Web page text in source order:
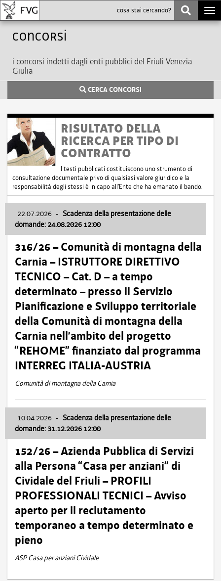
Concorsi
i concorsi indetti dagli enti pubblici del Friuli Venezia
Giulia
CERCA CONCORSI
RISULTATO DELLA
RICERCA PER TIPO DI
CONTRATTO
I testi pubblicati costituiscono uno strumento di
consultazione documentale privo di qualsiasi valore giuridico e la
responsabilità degli stessi è in capo all'Ente che ha emanato il bando.
22.07.2026 - Scadenza della presentazione delle
domande: 24.08.2026 12:00
316/26 – Comunità di montagna della
Carnia – ISTRUTTORE DIRETTIVO
TECNICO – Cat. D – a tempo
determinato – presso il Servizio
Pianificazione e Sviluppo territoriale
della Comunità di montagna della
Carnia nell’ambito del progetto
“REHOME” finanziato dal programma
INTERREG ITALIA-AUSTRIA
Comunità di montagna della Carnia
10.04.2026 - Scadenza della presentazione delle
domande: 31.12.2026 12:00
152/26 – Azienda Pubblica di Servizi
alla Persona “Casa per anziani” di
Cividale del Friuli – PROFILI
PROFESSIONALI TECNICI – Avviso
aperto per il reclutamento
temporaneo a tempo determinato e
pieno
ASP Casa per anziani Cividale